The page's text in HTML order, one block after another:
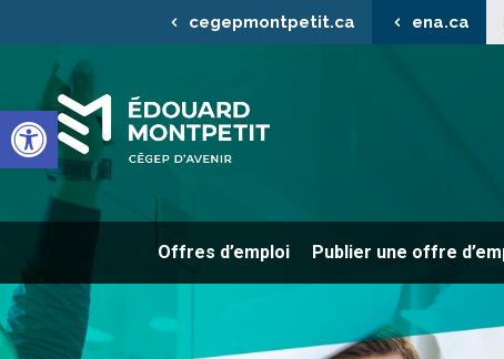
Ouvrir la barre d’outils
cegepmontpetit.ca ena.ca
Offres d’emploi Publier une offre